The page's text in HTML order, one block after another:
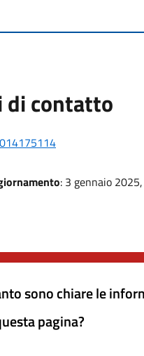
di contatto
014175114
: 3 gennaio
sono chiare le
pagina?